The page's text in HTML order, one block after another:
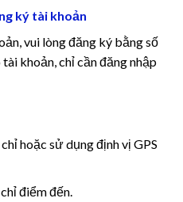
ký tài khoản
vui lòng đăng ký bằng số
khoản, chỉ cần đăng nhập
hoặc sử dụng định vị GPS
điểm đến.